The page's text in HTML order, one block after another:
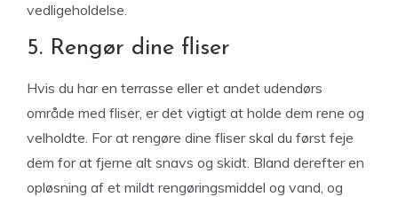
vedligeholdelse.
5. Rengør dine fliser
Hvis du har en terrasse eller et andet udendørs
område med fliser, er det vigtigt at holde dem rene og
velholdte. For at rengøre dine fliser skal du først feje
dem for at fjerne alt snavs og skidt. Bland derefter en
opløsning af et mildt rengøringsmiddel og vand, og